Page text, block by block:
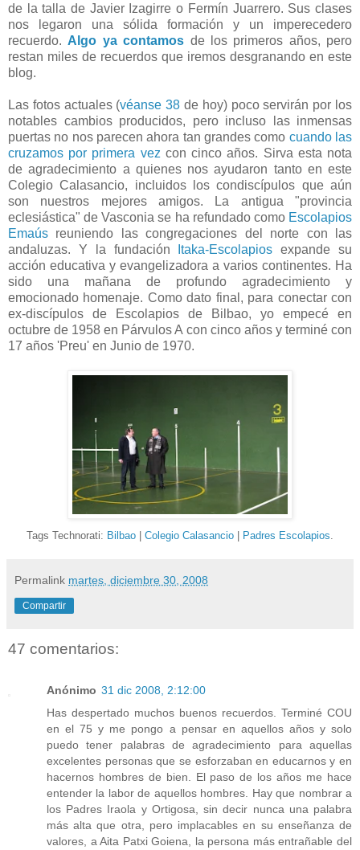
de la talla de Javier Izagirre o Fermín Juarrero. Sus clases
nos legaron una sólida formación y un imperecedero
recuerdo. Algo ya contamos de los primeros años, pero
restan miles de recuerdos que iremos desgranando en este
blog.
Las fotos actuales (véanse 38 de hoy) poco servirán por los
notables cambios producidos, pero incluso las inmensas
puertas no nos parecen ahora tan grandes como cuando las
cruzamos por primera vez con cinco años. Sirva esta nota
de agradecimiento a quienes nos ayudaron tanto en este
Colegio Calasancio, incluidos los condiscípulos que aún
son nuestros mejores amigos. La antigua "provincia
eclesiástica" de Vasconia se ha refundado como Escolapios
Emaús reuniendo las congregaciones del norte con las
andaluzas. Y la fundación
Itaka-Escolapios expande su
acción educativa y evangelizadora a varios continentes. Ha
sido una mañana de profundo agradecimiento y
emocionado homenaje. Como dato final, para conectar con
ex-discípulos de Escolapios de Bilbao, yo empecé en
octubre de 1958 en Párvulos A con cinco años y terminé con
17 años 'Preu' en Junio de 1970.
Tags Technorati: Bilbao Colegio Calasancio Padres Escolapios
Permalink martes, diciembre 30, 2008
Compartir
47 comentarios:
Anónimo 31 dic 2008, 2:12:00
Has despertado muchos buenos recuerdos. Terminé COU
en el 75 y me pongo a pensar en aquellos años y solo
puedo tener palabras de agradecimiento para aquellas
excelentes personas que se esforzaban en educarnos y en
hacernos hombres de bien. El paso de los años me hace
entender la labor de aquellos hombres. Hay que nombrar a
los Padres Iraola y Ortigosa, sin decir nunca una palabra
más alta que otra, pero implacables en su enseñanza de
valores, a Aita Patxi Goiena, la persona más entrañable del